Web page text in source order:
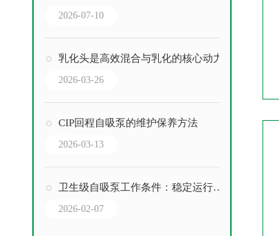
2026-07-10
乳化头是高效混合与乳化的核心动力
2026-03-26
CIP回程自吸泵的维护保养方法
2026-03-13
卫生级自吸泵工作条件：稳定运行的关键要素
2026-02-07